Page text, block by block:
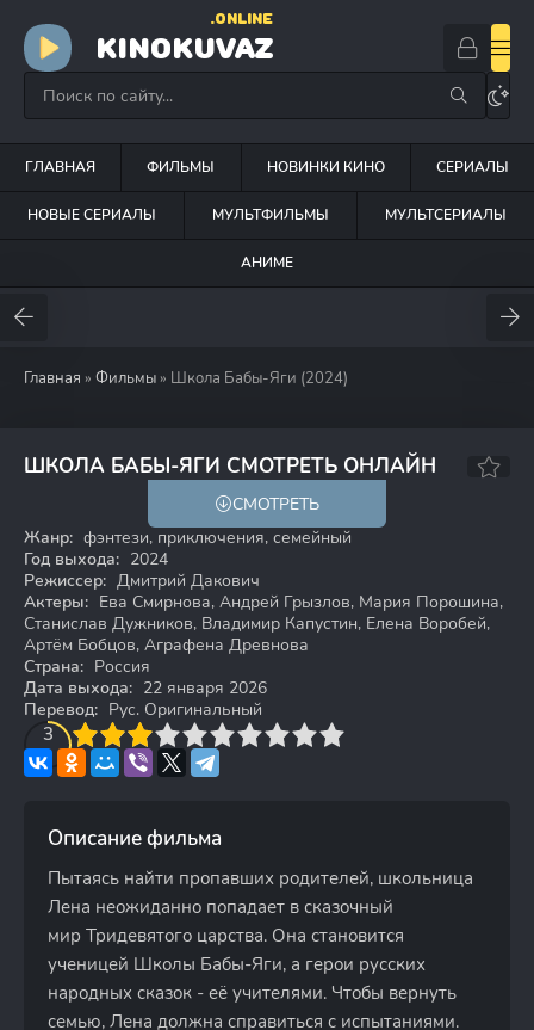
KINOKUVAZ
.ONLINE
ГЛАВНАЯ ФИЛЬМЫ НОВИНКИ КИНО СЕРИАЛЫ
НОВЫЕ СЕРИАЛЫ МУЛЬТФИЛЬМЫ МУЛЬТСЕРИАЛЫ
АНИМЕ
Главная » Фильмы » Школа Бабы-Яги (2024)
ШКОЛА БАБЫ-ЯГИ СМОТРЕТЬ ОНЛАЙН
СМОТРЕТЬ
Жанр: фэнтези, приключения, семейный
Год выхода: 2024
Режиссер: Дмитрий Дакович
Актеры: Ева Смирнова, Андрей Грызлов, Мария Порошина,
Станислав Дужников, Владимир Капустин, Елена Воробей,
Артём Бобцов, Аграфена Древнова
Страна: Россия
Дата выхода: 22 января 2026
Перевод: Рус. Оригинальный
3
4 5 6 7 8 9 10
Описание фильма
Пытаясь найти пропавших родителей, школьница
Лена неожиданно попадает в сказочный
мир Тридевятого царства. Она становится
ученицей Школы Бабы-Яги, а герои русских
народных сказок - её учителями. Чтобы вернуть
семью, Лена должна справиться с испытаниями.